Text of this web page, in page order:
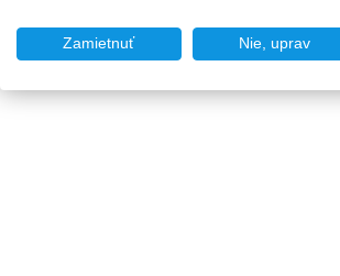
Zamietnuť Nie, uprav